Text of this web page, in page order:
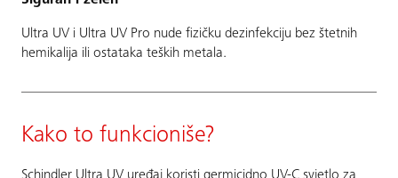
Ultra UV i Ultra UV Pro nude fizičku dezinfekciju bez štetnih
hemikalija ili ostataka teških metala.
Kako to funkcioniše?
Schindler Ultra UV uređaj koristi germicidno UV-C svjetlo za